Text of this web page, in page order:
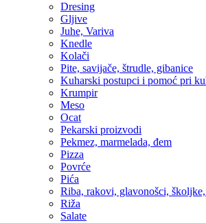
Dresing
Gljive
Juhe, Variva
Knedle
Kolači
Pite, savijače, štrudle, gibanice
Kuharski postupci i pomoć pri
Krumpir
Meso
Ocat
Pekarski proizvodi
Pekmez, marmelada, đem
Pizza
Povrće
Pića
Riba, rakovi, glavonošci,
Riža
Salate